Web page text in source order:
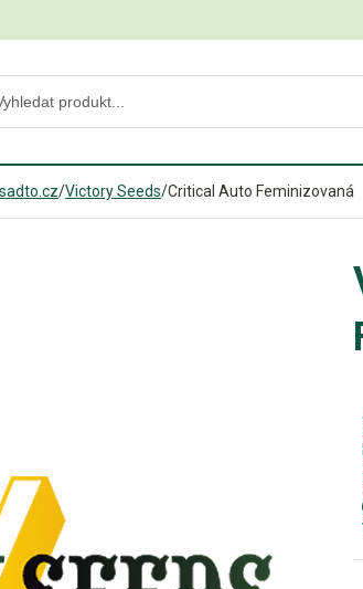
/Victory Seeds/Critical Auto Feminizovaná